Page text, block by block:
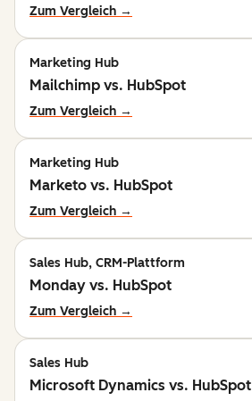
Zum Vergleich →
Marketing Hub
Mailchimp vs. HubSpot
Zum Vergleich →
Marketing Hub
Marketo vs. HubSpot
Zum Vergleich →
Sales Hub, CRM-Plattform
Monday vs. HubSpot
Zum Vergleich →
Sales Hub
Microsoft Dynamics vs. HubSpot